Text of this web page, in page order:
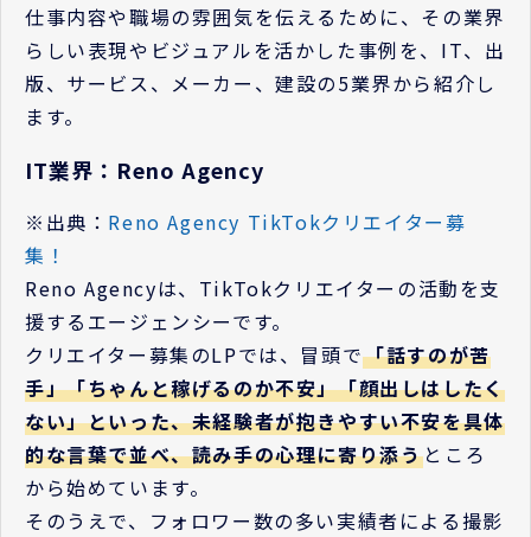
仕事内容や職場の雰囲気を伝えるために、その業界
らしい表現やビジュアルを活かした事例を、IT、出
版、サービス、メーカー、建設の5業界から紹介し
ます。
IT業界：Reno Agency
※出典： Reno Agency TikTokクリエイター募
集！
Reno Agencyは、TikTokクリエイターの活動を支
援するエージェンシーです。
クリエイター募集のLPでは、冒頭で「話すのが苦
手」「ちゃんと稼げるのか不安」「顔出しはしたく
ない」といった、未経験者が抱きやすい不安を具体
的な言葉で並べ、読み手の心理に寄り添うところ
から始めています。
そのうえで、フォロワー数の多い実績者による撮影